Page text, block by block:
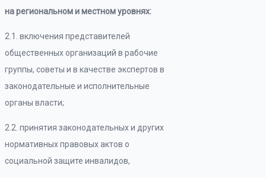
на региональном и местном уровнях:
2.1. включения представителей
общественных организаций в рабочие
группы, советы и в качестве экспертов в
законодательные и исполнительные
органы власти;
2.2. принятия законодательных и других
нормативных правовых актов о
социальной защите инвалидов,